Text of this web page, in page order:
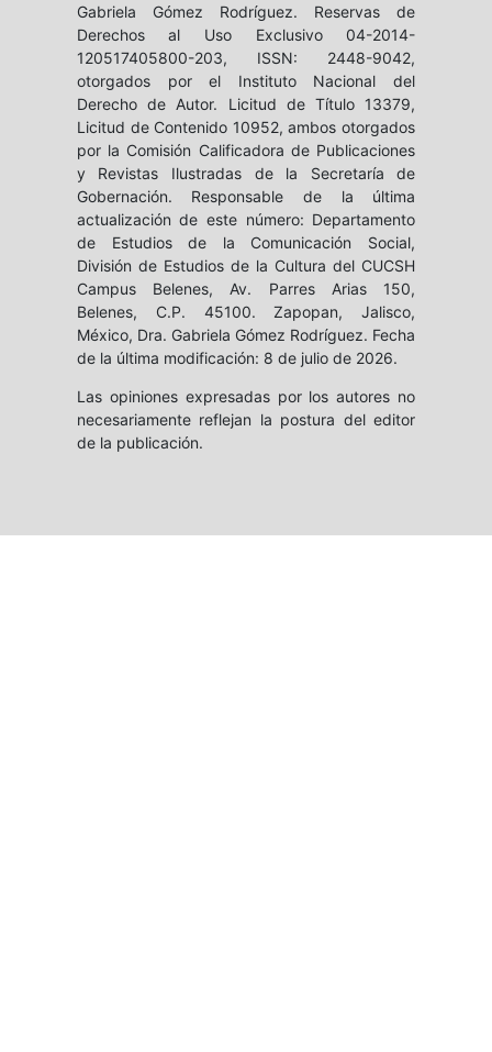
Gabriela Gómez Rodríguez. Reservas de
Derechos al Uso Exclusivo 04-2014-
120517405800-203, ISSN: 2448-9042,
otorgados por el Instituto Nacional del
Derecho de Autor. Licitud de Título 13379,
Licitud de Contenido 10952, ambos otorgados
por la Comisión Calificadora de Publicaciones
y Revistas Ilustradas de la Secretaría de
Gobernación. Responsable de la última
actualización de este número: Departamento
de Estudios de la Comunicación Social,
División de Estudios de la Cultura del CUCSH
Campus Belenes, Av. Parres Arias 150,
Belenes, C.P. 45100. Zapopan, Jalisco,
México, Dra. Gabriela Gómez Rodríguez. Fecha
de la última modificación: 8 de julio de 2026.
Las opiniones expresadas por los autores no
necesariamente reflejan la postura del editor
de la publicación.